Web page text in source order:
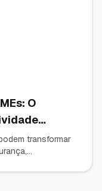
O
transformar
PMEs.